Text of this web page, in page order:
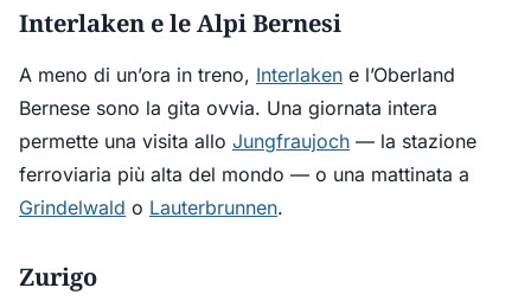
Interlaken e le Alpi Bernesi
A meno di un’ora in treno, Interlaken e l’Oberland
Bernese sono la gita ovvia. Una giornata intera
permette una visita allo Jungfraujoch — la stazione
ferroviaria più alta del mondo — o una mattinata a
Grindelwald o Lauterbrunnen.
Zurigo